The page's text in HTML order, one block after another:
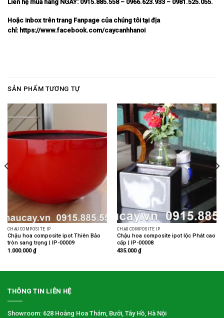
Liên hệ mua hàng NGAY: 0915.885.558 – 0966.623.933 – 0981.525.055.
Hoặc inbox trên trang Fanpage của chúng tôi tại địa
chỉ: https://www.facebook.com/caycanhhanoi
SẢN PHẨM TƯƠNG TỰ
CHẬU COMPOSITE IP
Chậu hoa composite ipot Thiên Bảo
tròn sang trọng | IP-00009
1.000.000₫
CHẬU COMPOSITE IP
Chậu hoa composite ipot lộc Phát cao
cấp | IP-00008
435.000₫
THÔNG TIN LIÊN HỆ
Showroom: 628 Hoàng Hoa Thám, Bưởi, Tây Hồ, Hà Nội